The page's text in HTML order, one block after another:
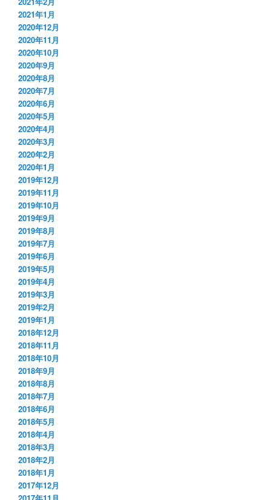
2021年1月
2020年12月
2020年11月
2020年10月
2020年9月
2020年8月
2020年7月
2020年6月
2020年5月
2020年4月
2020年3月
2020年2月
2020年1月
2019年12月
2019年11月
2019年10月
2019年9月
2019年8月
2019年7月
2019年6月
2019年5月
2019年4月
2019年3月
2019年2月
2019年1月
2018年12月
2018年11月
2018年10月
2018年9月
2018年8月
2018年7月
2018年6月
2018年5月
2018年4月
2018年3月
2018年2月
2018年1月
2017年12月